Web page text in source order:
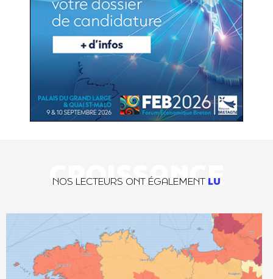
CROISSANCE
NOS LECTEURS ONT ÉGALEMENT LU